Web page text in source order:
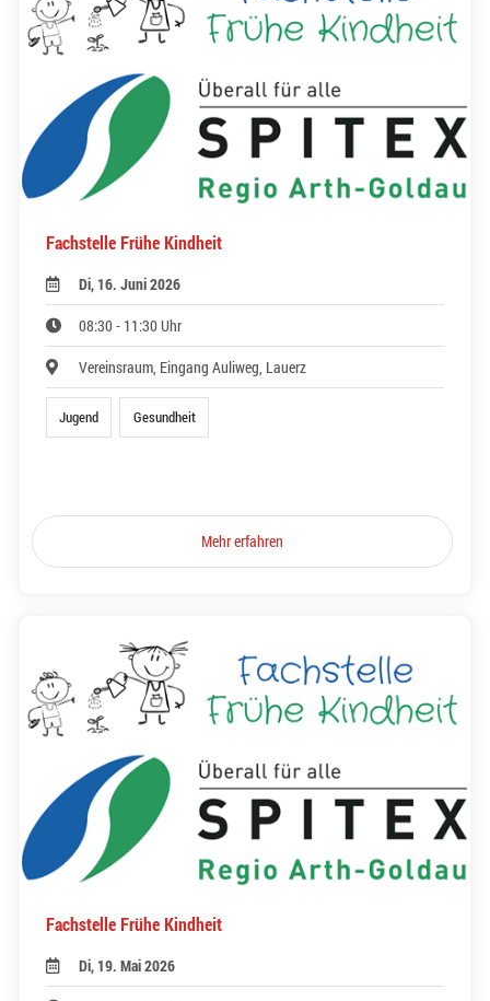
Fachstelle Frühe Kindheit
Di, 16. Juni 2026
08:30 - 11:30 Uhr
Vereinsraum, Eingang Auliweg, Lauerz
Jugend Gesundheit
Mehr erfahren
Fachstelle Frühe Kindheit
Di, 19. Mai 2026